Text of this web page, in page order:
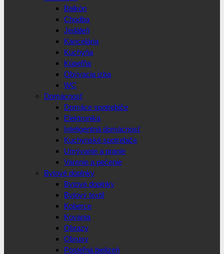
Balkón
Chodba
Jedáleň
Kancelária
Kuchyňa
Kúpeľňa
Obývacia izba
WC
Domácnosť
Domáce spotrebiče
Elektronika
Inteligentná domácnosť
Kuchynské spotrebiče
Umývanie a pranie
Varenie a pečenie
Bytové doplnky
Bytové doplnky
Bytový textil
Koberce
Kovania
Obrazy
Obrusy
Posteľná bielizeň